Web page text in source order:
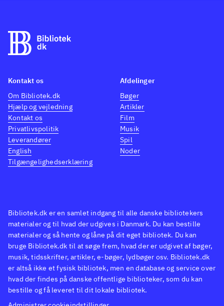
Bibliotek.dk er en samlet indgang til alle danske bibliotekers
materialer og til hvad der udgives i Danmark. Du kan bestille
materialer og så hente og låne på dit eget bibliotek. Du kan
bruge Bibliotek.dk til at søge frem, hvad der er udgivet af bøger,
musik, tidsskrifter, artikler, e-bøger, lydbøger osv. Bibliotek.dk
er altså ikke et fysisk bibliotek, men en database og service over
hvad der findes på danske offentlige biblioteker, som du kan
bestille og få leveret til dit lokale bibliotek.
Kontakt os
Om Bibliotek.dk
Hjælp og vejledning
Kontakt os
Privatlivspolitik
Leverandører
English
Tilgængelighedserklæring
Afdelinger
Bøger
Artikler
Film
Musik
Spil
Noder